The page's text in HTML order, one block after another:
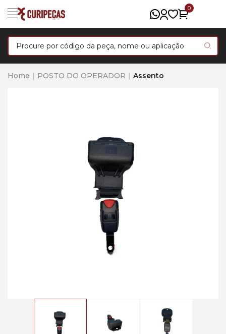
0
Home POSTO DO OPERADOR Assento